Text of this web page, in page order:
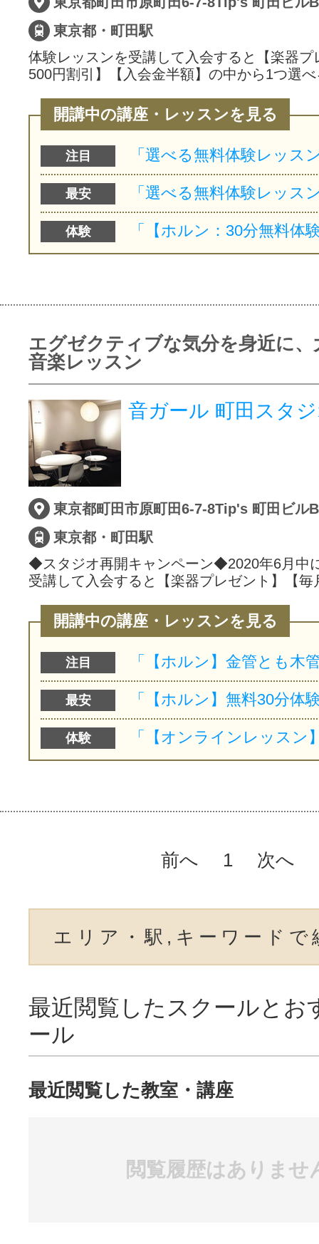
東京都・町田駅
体験レッスンを受講して入会すると【楽器プ
500円割引】【入会金半額】の中から1つ選
開講中の講座・レッスンを見る
注目
最安
体験
エグゼクティブな気分を身近に、
音楽レッスン
音ガール 町田スタ
東京都・町田駅
◆スタジオ再開キャンペーン◆2020年6月中
受講して入会すると【楽器プレゼント】【
開講中の講座・レッスンを見る
注目
最安
体験
前へ 1 次へ
エリア・駅,キーワードで
最近閲覧したスクールとお
ール
最近閲覧した教室・講座
閲覧履歴はありませ